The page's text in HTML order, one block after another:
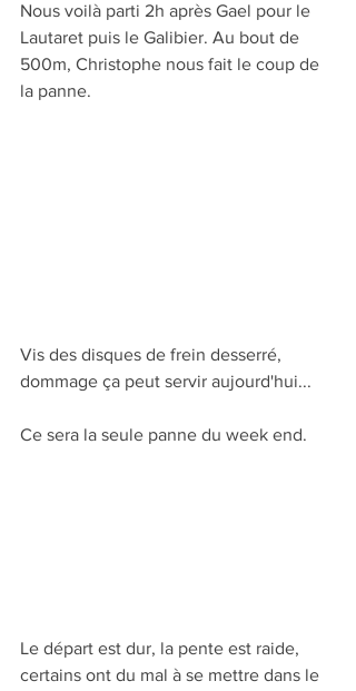
Nous voilà parti 2h après Gael pour le
Lautaret puis le Galibier. Au bout de
500m, Christophe nous fait le coup de
la panne.
Vis des disques de frein desserré,
dommage ça peut servir aujourd'hui...
Ce sera la seule panne du week end.
Le départ est dur, la pente est raide,
certains ont du mal à se mettre dans le